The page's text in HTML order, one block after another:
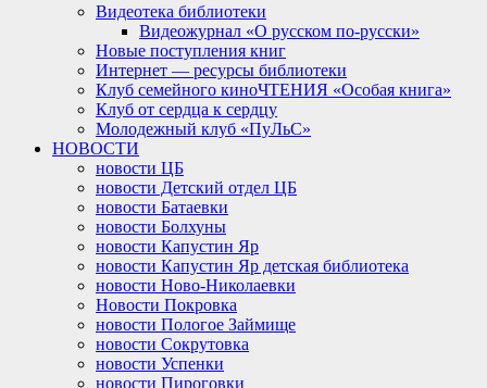
Видеотека библиотеки
Видеожурнал «О русском по-русски»
Новые поступления книг
Интернет — ресурсы библиотеки
Клуб семейного киноЧТЕНИЯ «Особая книга»
Клуб от сердца к сердцу
Молодежный клуб «ПуЛьС»
НОВОСТИ
новости ЦБ
новости Детский отдел ЦБ
новости Батаевки
новости Болхуны
новости Капустин Яр
новости Капустин Яр детская библиотека
новости Ново-Николаевки
Новости Покровка
новости Пологое Займище
новости Сокрутовка
новости Успенки
новости Пироговки